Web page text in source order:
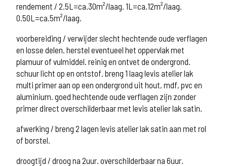
rendement / 2.5L=ca.30m²/laag. 1L=ca.12m²/laag.
0.50L=ca.5m²/laag.
voorbereiding / verwijder slecht hechtende oude verflagen
en losse delen. herstel eventueel het oppervlak met
plamuur of vulmiddel. reinig en ontvet de ondergrond.
schuur licht op en ontstof. breng 1 laag levis atelier lak
multi primer aan op een ondergrond uit hout, mdf, pvc en
aluminium. goed hechtende oude verflagen zijn zonder
primer direct overschilderbaar met levis atelier lak satin.
afwerking / breng 2 lagen levis atelier lak satin aan met rol
of borstel.
droogtijd / droog na 2uur. overschilderbaar na 6uur.